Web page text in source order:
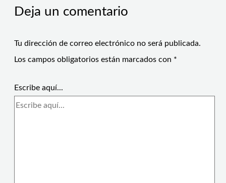
Deja un comentario
Tu dirección de correo electrónico no será publicada.
Los campos obligatorios están marcados con *
Escribe aquí...